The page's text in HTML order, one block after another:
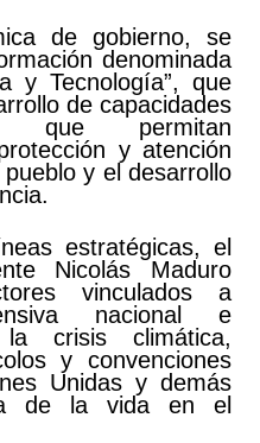
de gobierno, se
denominada
y Tecnología”, que
de capacidades
que permitan
y atención
y el desarrollo
estratégicas, el
Nicolás Maduro
vinculados a
nacional e
la crisis climática,
y convenciones
Unidas y demás
de la vida en el